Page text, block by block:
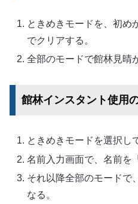
ときめきモードを、初め
でクリアする。
全部のモードで館林見晴
館林インスタント使用
ときめきモードを選択し
名前入力画面で、名前を
それ以降全部のモードで
なる。